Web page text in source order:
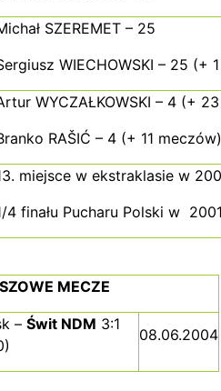
SZEREMET – 25
WIECHOWSKI – 25 (+
WYCZAŁKOWSKI – 4 (+
RAŠIĆ – 4 (+ 11 meczów)
miejsce w ekstraklasie w
4 finału Pucharu Polski w
MECZE
– Świt NDM 3:1
08.06.2004